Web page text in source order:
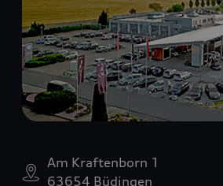
Am Kraftenborn 1
63654 Büdingen